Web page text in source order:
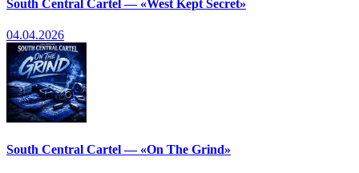
South Central Cartel — «West Kept Secret»
04.04.2026
South Central Cartel — «On The Grind»